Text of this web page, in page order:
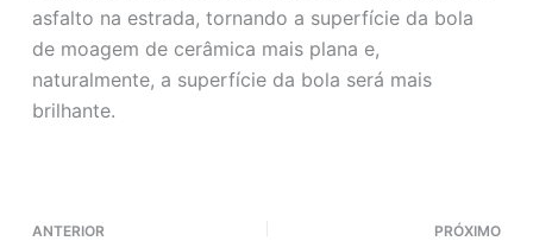
asfalto na estrada, tornando a superfície da bola
de moagem de cerâmica mais plana e,
naturalmente, a superfície da bola será mais
brilhante.
ANTERIOR PRÓXIMO